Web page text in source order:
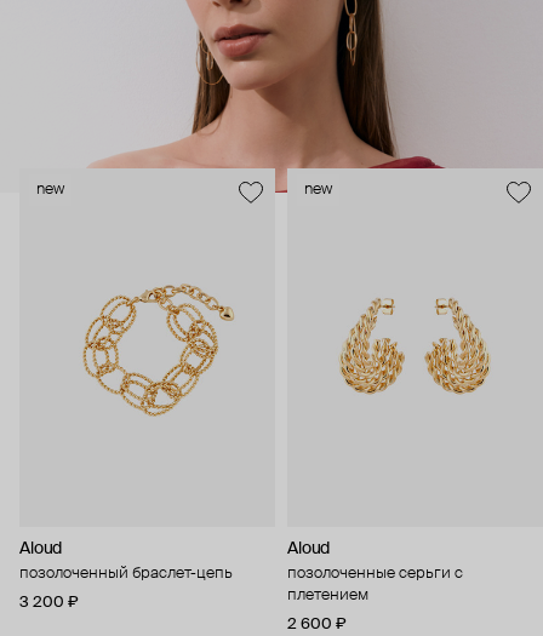
new
Aloud
позолоченный браслет-цепь
3 200 ₽
new
Aloud
позолоченные серьги с
плетением
2 600 ₽